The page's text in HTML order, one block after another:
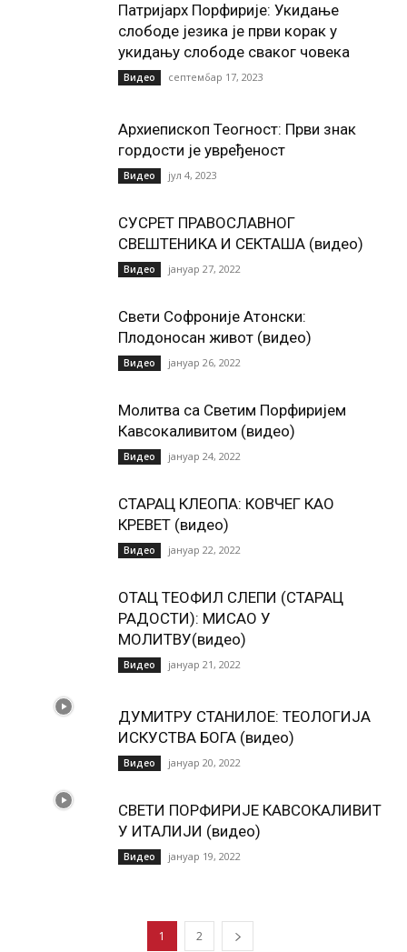
Патријарх Порфирије: Укидање
слободе језика је први корак у
укидању слободе сваког човека
Видео септембар 17, 2023
Архиепископ Теогност: Први знак
гордости је увређеност
Видео јул 4, 2023
СУСРЕТ ПРАВОСЛАВНОГ
СВЕШТЕНИКА И СЕКТАША (видео)
Видео јануар 27, 2022
Свети Софроније Атонски:
Плодоносан живот (видео)
Видео јануар 26, 2022
Молитва са Светим Порфиријем
Кавсокаливитом (видео)
Видео јануар 24, 2022
СТАРАЦ КЛЕОПА: КОВЧЕГ КАО
КРЕВЕТ (видео)
Видео јануар 22, 2022
ОТАЦ ТЕОФИЛ СЛЕПИ (СТАРАЦ
РАДОСТИ): МИСАО У
МОЛИТВУ(видео)
Видео јануар 21, 2022
ДУМИТРУ СТАНИЛОЕ: ТЕОЛОГИЈА
ИСКУСТВА БОГА (видео)
Видео јануар 20, 2022
СВЕТИ ПОРФИРИЈЕ КАВСОКАЛИВИТ
У ИТАЛИЈИ (видео)
Видео јануар 19, 2022
1 2